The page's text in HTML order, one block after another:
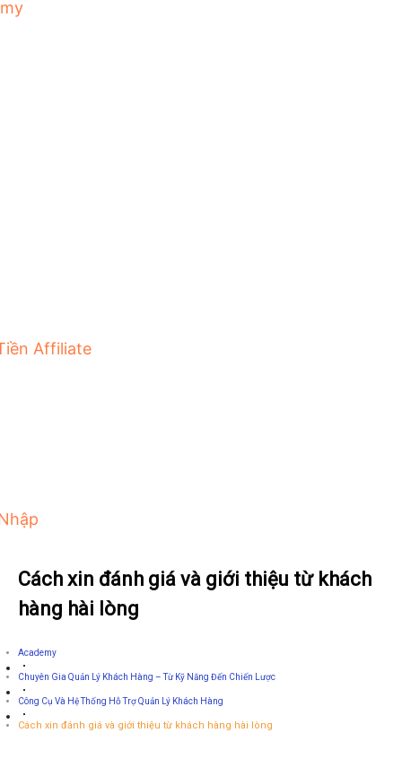
Affiliate
Cách xin đánh giá và giới thiệu từ khách
hàng hài lòng
Academy
Chuyên Gia Quản Lý Khách Hàng – Từ Kỹ Năng Đến Chiến Lược
Công Cụ Và Hệ Thống Hỗ Trợ Quản Lý Khách Hàng
Cách xin đánh giá và giới thiệu từ khách hàng hài lòng